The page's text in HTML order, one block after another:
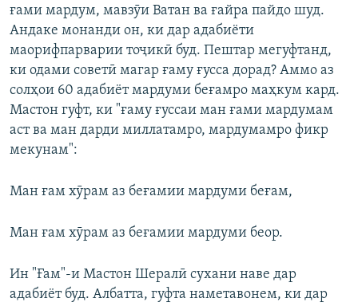
ғами мардум, мавзӯи Ватан ва ғайра пайдо шуд.
Андаке монанди он, ки дар адабиёти
маорифпарварии тоҷикӣ буд. Пештар мегуфтанд,
ки одами советӣ магар ғаму ғусса дорад? Аммо аз
солҳои 60 адабиёт мардуми беғамро маҳкум кард.
Мастон гуфт, ки "ғаму ғуссаи ман ғами мардумам
аст ва ман дарди миллатамро, мардумамро фикр
мекунам":
Ман ғам хӯрам аз беғамии мардуми беғам,
Ман ғам хӯрам аз беғамии мардуми беор.
Ин "Ғам"-и Мастон Шералӣ сухани наве дар
адабиёт буд. Албатта, гуфта наметавонем, ки дар